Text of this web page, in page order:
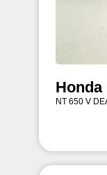
Honda
NT 650 V